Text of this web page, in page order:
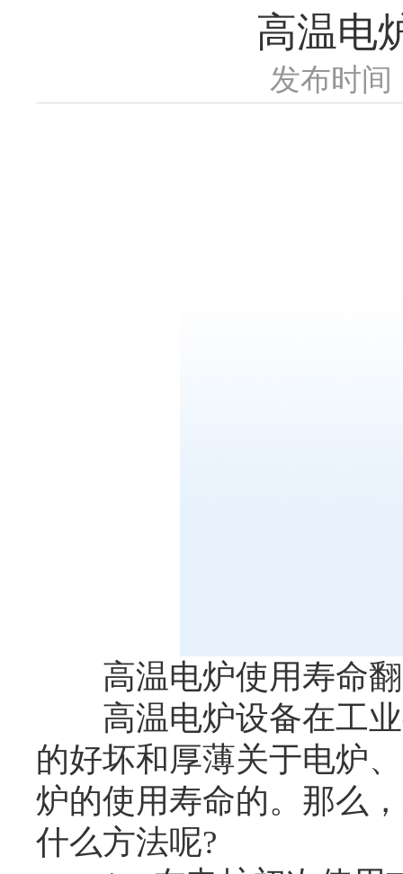
高温电
发布时间
高温电炉使用寿命翻
高温电炉设备在工业
的好坏和厚薄关于电炉
炉的使用寿命的。那么
什么方法呢?